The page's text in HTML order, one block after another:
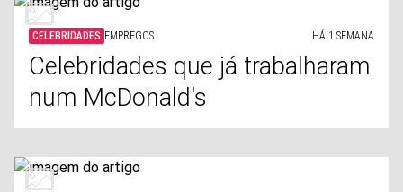
CELEBRIDADES EMPREGOS HÁ 1 SEMANA
Celebridades que já trabalharam
num McDonald's